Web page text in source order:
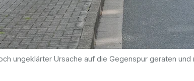
ungeklärter Ursache auf die Gegenspur geraten